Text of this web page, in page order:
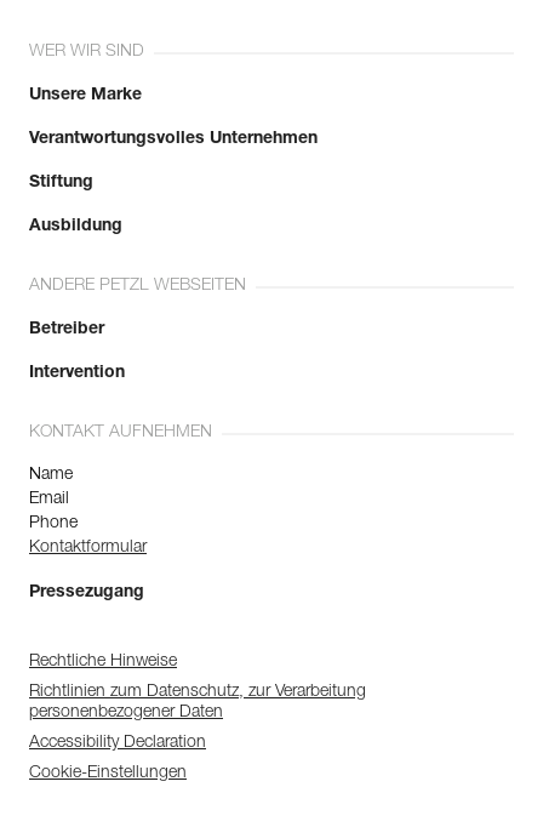
WER WIR SIND
Unsere Marke
Verantwortungsvolles Unternehmen
Stiftung
Ausbildung
ANDERE PETZL WEBSEITEN
Betreiber
Intervention
KONTAKT AUFNEHMEN
Name
Email
Phone
Kontaktformular
Pressezugang
Rechtliche Hinweise
Richtlinien zum Datenschutz, zur Verarbeitung
personenbezogener Daten
Accessibility Declaration
Cookie-Einstellungen